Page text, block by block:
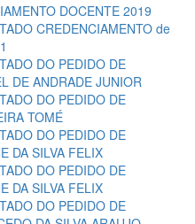
DOCENTE 2019
CREDENCIAMENTO de
DO PEDIDO DE
DE ANDRADE JUNIOR
DO PEDIDO DE
TOMÉ
DO PEDIDO DE
DA SILVA FELIX
DO PEDIDO DE
DA SILVA FELIX
DO PEDIDO DE